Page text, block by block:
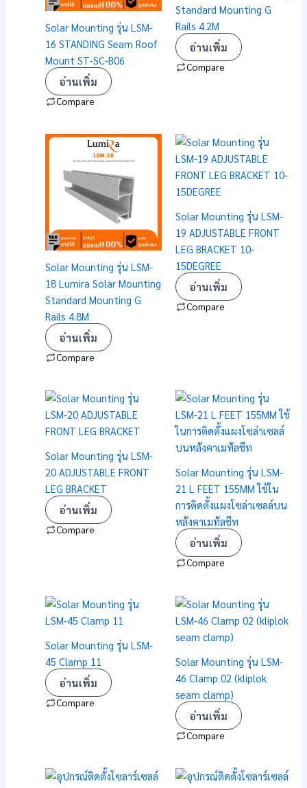
Solar Mounting รุ่น LSM-
16 STANDING Seam Roof
Mount ST-SC-B06
อ่านเพิ่ม
Compare
Standard Mounting G
Rails 4.2M
อ่านเพิ่ม
Compare
Solar Mounting รุ่น LSM-
18 Lumira Solar Mounting
Standard Mounting G
Rails 4.8M
อ่านเพิ่ม
Compare
Solar Mounting รุ่น LSM-
19 ADJUSTABLE FRONT
LEG BRACKET 10-
15DEGREE
อ่านเพิ่ม
Compare
Solar Mounting รุ่น LSM-
20 ADJUSTABLE FRONT
LEG BRACKET
อ่านเพิ่ม
Compare
Solar Mounting รุ่น LSM-
21 L FEET 155MM ใช้ใน
การติดตั้งแผงโซล่าเซลล์บน
หลังคาเมทัลชีท
อ่านเพิ่ม
Compare
Solar Mounting รุ่น LSM-
45 Clamp 11
อ่านเพิ่ม
Compare
Solar Mounting รุ่น LSM-
46 Clamp 02 (kliplok
seam clamp)
อ่านเพิ่ม
Compare